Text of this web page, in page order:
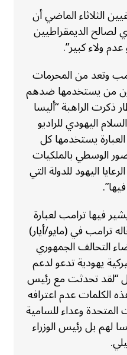
الثلاثاء الماضي أن
الديمقراطيين
ولاء كبير”.
وتعد من المحرمات
من يستخدمها ضدهم
ذكرت الراهبة “أليسا
اليهودي للراديو
يستخدمها كل
الوسطي بالملكيات
اليهود للدولة التي
فيها ترامب لعبارة
ترامب في (مايو/أيار)
التحالف الجمهوري
يهودية تدعو لدعم
“لقد تحدثت مع رئيس
الكلمات عدم اعترافه
المتحدة وعداء للسامية
لهم بل رئيس الوزراء